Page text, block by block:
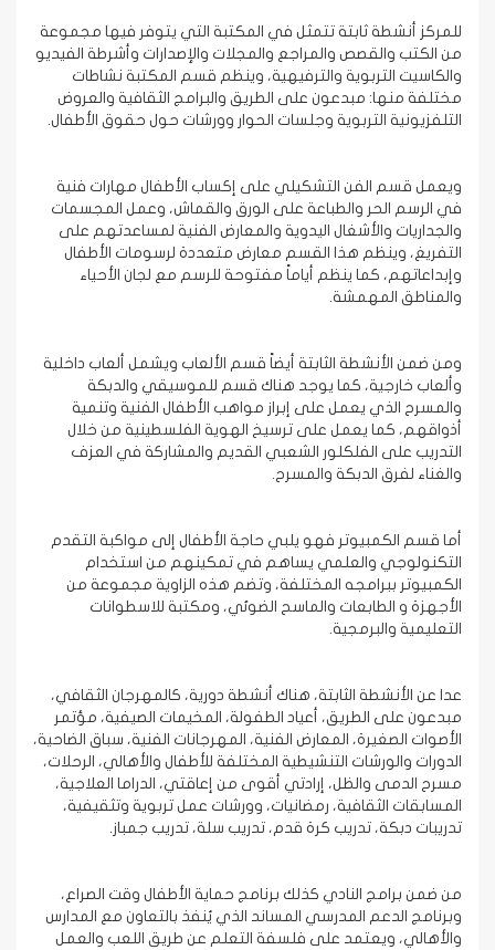
للمركز أنشطة ثابتة تتمثل في المكتبة التي يتوفر فيها مجموعة
من الكتب والقصص والمراجع والمجلات والإصدارات وأشرطة الفيديو
والكاسيت التربوية والترفيهية، وينظم قسم المكتبة نشاطات
مختلفة منها: مبدعون على الطريق والبرامج الثقافية والعروض
التلفزيونية التربوية وجلسات الحوار وورشات حول حقوق الأطفال.
ويعمل قسم الفن التشكيلي على إكساب الأطفال مهارات فنية
في الرسم الحر والطباعة على الورق والقماش، وعمل المجسمات
والجداريات والأشغال اليدوية والمعارض الفنية لمساعدتهم على
التفريغ، وينظم هذا القسم معارض متعددة لرسومات الأطفال
وإبداعاتهم، كما ينظم أياماً مفتوحة للرسم مع لجان الأحياء
والمناطق المهمشة.
ومن ضمن الأنشطة الثابتة أيضاً قسم الألعاب ويشمل ألعاب داخلية
وألعاب خارجية، كما يوجد هناك قسم للموسيقي والدبكة
والمسرح الذي يعمل على إبراز مواهب الأطفال الفنية وتنمية
أذواقهم، كما يعمل على ترسيخ الهوية الفلسطينية من خلال
التدريب على الفلكلور الشعبي القديم والمشاركة في العزف
والغناء لفرق الدبكة والمسرح.
أما قسم الكمبيوتر فهو يلبي حاجة الأطفال إلى مواكبة التقدم
التكنولوجي والعلمي يساهم في تمكينهم من استخدام
الكمبيوتر ببرامجه المختلفة، وتضم هذه الزاوية مجموعة من
الأجهزة و الطابعات والماسح الضوئي، ومكتبة للاسطوانات
التعليمية والبرمجية.
عدا عن الأنشطة الثابتة، هناك أنشطة دورية، كالمهرجان الثقافي،
مبدعون على الطريق، أعياد الطفولة، المخيمات الصيفية، مؤتمر
الأصوات الصغيرة، المعارض الفنية، المهرجانات الفنية، سباق الضاحية،
الدورات والورشات التنشيطية المختلفة للأطفال والأهالي، الرحلات،
مسرح الدمى والظل، إرادتي أقوى من إعاقتي، الدراما العلاجية،
المسابقات الثقافية، رمضانيات، وورشات عمل تربوية وتثقيفية،
تدريبات دبكة، تدريب كرة قدم، تدريب سلة، تدريب جمباز.
من ضمن برامج النادي كذلك برنامج حماية الأطفال وقت الصراع،
وبرنامج الدعم المدرسي المساند الذي يُنفذ بالتعاون مع المدارس
والأهالي، ويعتمد على فلسفة التعلم عن طريق اللعب والعمل